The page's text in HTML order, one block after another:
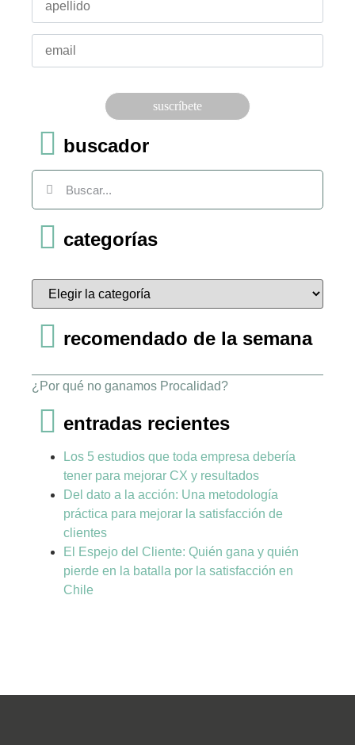
campobuscador
categorías
recomendado de la semana
¿Por qué no ganamos Procalidad?
entradas recientes
Los 5 estudios que toda empresa debería
tener para mejorar CX y resultados
Del dato a la acción: Una metodología
práctica para mejorar la satisfacción de
clientes
El Espejo del Cliente: Quién gana y quién
pierde en la batalla por la satisfacción en
Chile